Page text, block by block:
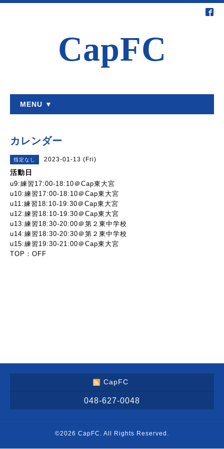
CapFC
MENU ▼
カレンダー
指定なし 2023-01-13 (Fri)
活動日
u9:練習17:00-18:10＠Cap東大宮
u10:練習17:00-18:10＠Cap東大宮
u11:練習18:10-19:30＠Cap東大宮
u12:練習18:10-19:30＠Cap東大宮
u13:練習18:30-20:00＠第２東中学校
u14:練習18:30-20:30＠第２東中学校
u15:練習19:30-21:00＠Cap東大宮
TOP：OFF
CapFC
048-627-0048
©2026 CapFC . All Rights Reserved.